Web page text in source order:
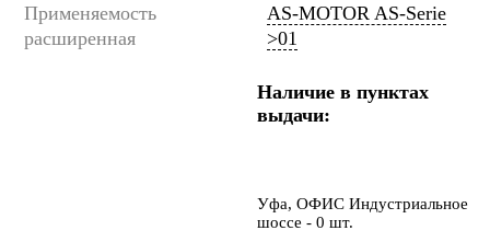
Применяемость
расширенная
AS-MOTOR AS-Serie
>01
Наличие в пунктах
выдачи:
Уфа, ОФИС Индустриальное
шоссе - 0 шт.